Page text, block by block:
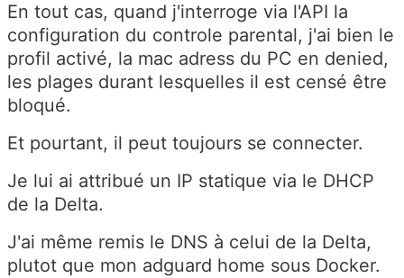
En tout cas, quand j'interroge via l'API la
configuration du controle parental, j'ai bien le
profil activé, la mac adress du PC en denied,
les plages durant lesquelles il est censé être
bloqué.
Et pourtant, il peut toujours se connecter.
Je lui ai attribué un IP statique via le DHCP
de la Delta.
J'ai même remis le DNS à celui de la Delta,
plutot que mon adguard home sous Docker.